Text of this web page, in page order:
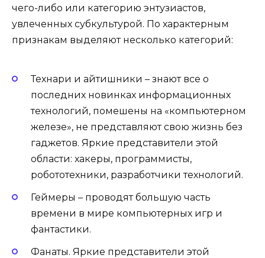
чего-либо или категорию энтузиастов,
увлеченных субкультурой. По характерным
признакам выделяют несколько категорий:
Технари и айтишники – знают все о
последних новинках информационных
технологий, помешены на «компьютерном
железе», не представляют свою жизнь без
гаджетов. Яркие представители этой
области: хакеры, программисты,
робототехники, разработчики технологий.
Геймеры – проводят большую часть
времени в мире компьютерных игр и
фантастики.
Фанаты. Яркие представители этой